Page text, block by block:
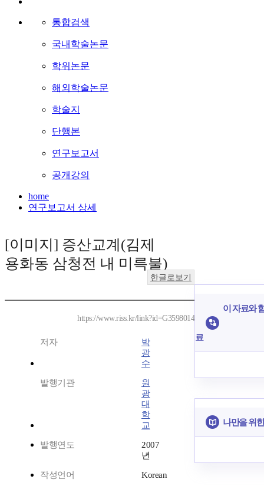
통합검색
국내학술논문
학위논문
해외학술논문
학술지
단행본
연구보고서
공개강의
home
연구보고서 상세
[이미지] 증산교계(김제
용화동 삼청전 내 미륵불)
한글로보기
https://www.riss.kr/link?id=G3598014
저자
박
광
수
발행기관
원
광
대
학
교
발행연도
2007
년
작성언어 Korean
이 자료와
료
나만을 위